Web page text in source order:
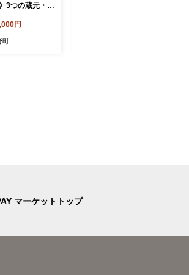
3つの蔵元・ミ
4084365】
円
町
マーケットトップ